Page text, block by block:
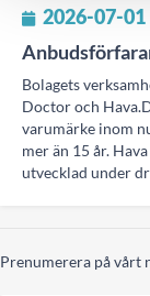
2026-07-01
Bolagets
Doctor och
varumärke inom
mer än 15 år.
utvecklad under
Prenumerera på vårt